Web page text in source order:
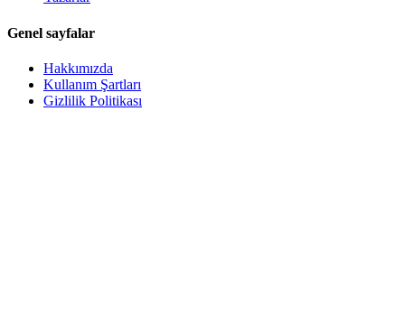
Genel sayfalar
Hakkımızda
Kullanım Şartları
Gizlilik Politikası